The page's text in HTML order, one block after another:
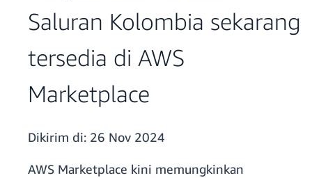
Saluran Kolombia sekarang
tersedia di AWS
Marketplace
Dikirim di: 26 Nov 2024
AWS Marketplace kini memungkinkan